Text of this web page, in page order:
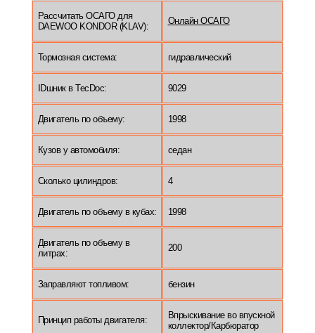
Рассчитать ОСАГО для
DAEWOO KONDOR (KLAV):
Онлайн ОСАГО
Тормозная система: гидравлический
IDшник в TecDoc: 9029
Двигатель по объему: 1998
Кузов у автомобиля: седан
Сколько цилиндров: 4
Двигатель по объему в кубах: 1998
Двигатель по объему в
литрах:
200
Заправляют топливом: бензин
Принцип работы двигателя:
Впрыскивание во впускной
коллектор/Карбюратор